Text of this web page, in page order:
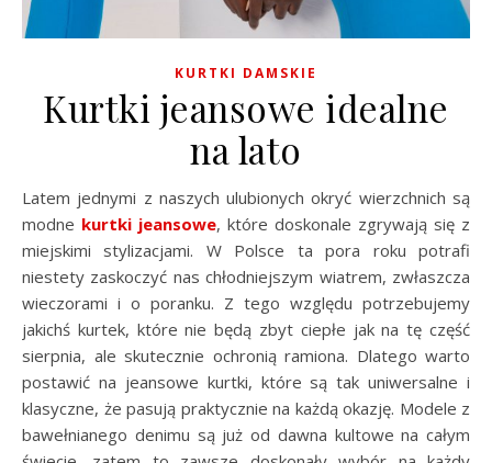
KURTKI DAMSKIE
Kurtki jeansowe idealne
na lato
Latem jednymi z naszych ulubionych okryć wierzchnich są
modne kurtki jeansowe, które doskonale zgrywają się z
miejskimi stylizacjami. W Polsce ta pora roku potrafi
niestety zaskoczyć nas chłodniejszym wiatrem, zwłaszcza
wieczorami i o poranku. Z tego względu potrzebujemy
jakichś kurtek, które nie będą zbyt ciepłe jak na tę część
sierpnia, ale skutecznie ochronią ramiona. Dlatego warto
postawić na jeansowe kurtki, które są tak uniwersalne i
klasyczne, że pasują praktycznie na każdą okazję. Modele z
bawełnianego denimu są już od dawna kultowe na całym